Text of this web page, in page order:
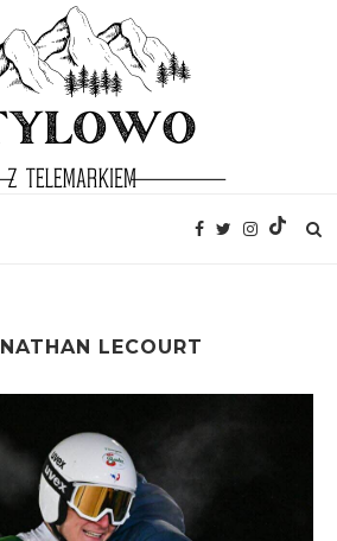
NATHAN LECOURT